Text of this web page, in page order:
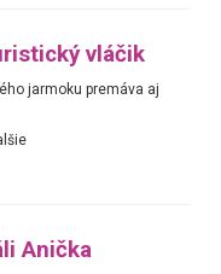
vláčik
jarmoku premáva aj
Anička